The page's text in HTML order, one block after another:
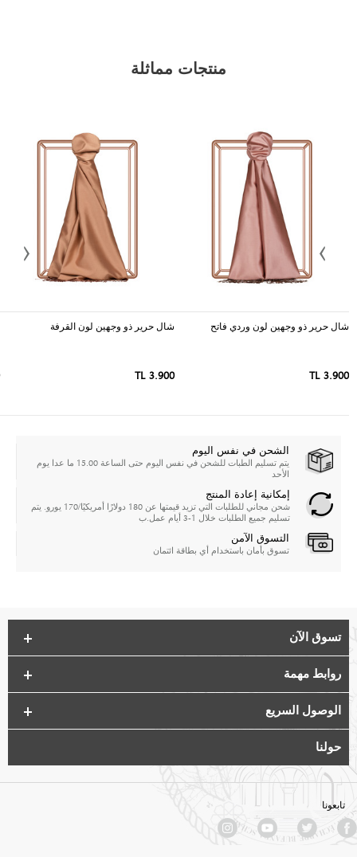
منتجات مماثلة
شال حرير ذو وجهين لون وردي فاتح
3.900 TL
شال حرير ذو وجهين لون القرفة
3.900 TL
الشحن في نفس اليوم
يتم تسليم الطبات للشحن في نفس اليوم حتى الساعة 15.00 ما عدا يوم
الأحد
إمكانية إعادة المنتج
شحن مجاني للطلبات التي تزيد قيمتها عن 180 دولارًا أمريكيًا/170 يورو. يتم
تسليم جميع الطلبات خلال 1-3 أيام عمل.ب
التسوق الآمن
تسوق بأمان باستخدام أي بطاقة ائتمان
تسوق الآن
روابط مهمة
الوصول السريع
حولنا
تابعونا